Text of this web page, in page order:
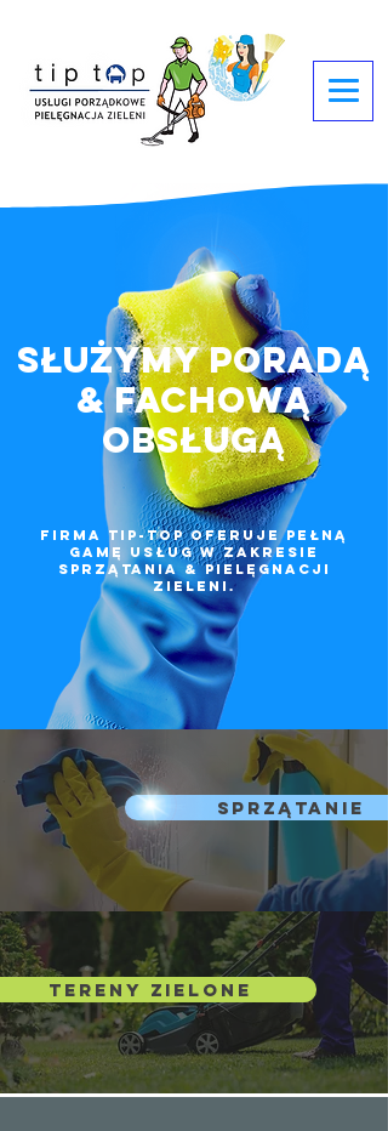
SŁUŻYMY PORADĄ
& FACHOWĄ
OBSŁUGĄ
Firma Tip-Top oferuje pełną
gamę usług w zakresie
sprzątania & pielęgnacji
zieleni.
SPRZĄTANIE
TERENY ZIELONE